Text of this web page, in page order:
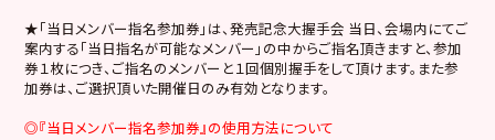
★「当日メンバー指名参加券」は、発売記念大握手会 当日、会場内にてご
案内する「当日指名が可能なメンバー」の中からご指名頂きますと、参加
券１枚につき、ご指名のメンバーと１回個別握手をして頂けます。また参
加券は、ご選択頂いた開催日のみ有効となります。
◎『当日メンバー指名参加券』の使用方法について